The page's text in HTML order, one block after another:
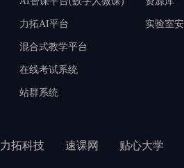
力拓AI平台
混合式教学平台
在线考试系统
站群系统
实验室
力拓科技 速课网 贴心大学